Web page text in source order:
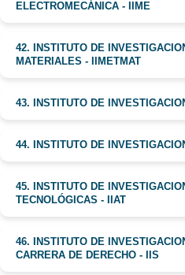
ELECTROMECÁNICA - IIME
42. INSTITUTO DE
MATERIALES - IIMETMAT
43. INSTITUTO DE
44. INSTITUTO DE
45. INSTITUTO DE
TECNOLÓGICAS - IIAT
46. INSTITUTO DE
CARRERA DE DERECHO - IIS